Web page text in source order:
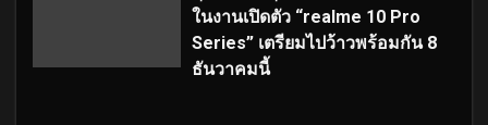
ในงานเปิดตัว “realme 10 Pro
Series” เตรียมไปว้าวพร้อมกัน 8
ธันวาคมนี้